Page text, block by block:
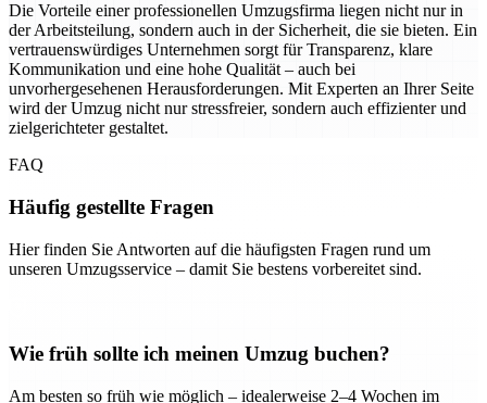
Die Vorteile einer professionellen Umzugsfirma liegen nicht nur in
der Arbeitsteilung, sondern auch in der Sicherheit, die sie bieten. Ein
vertrauenswürdiges Unternehmen sorgt für Transparenz, klare
Kommunikation und eine hohe Qualität – auch bei
unvorhergesehenen Herausforderungen. Mit Experten an Ihrer Seite
wird der Umzug nicht nur stressfreier, sondern auch effizienter und
zielgerichteter gestaltet.
FAQ
Häufig gestellte Fragen
Hier finden Sie Antworten auf die häufigsten Fragen rund um
unseren Umzugsservice – damit Sie bestens vorbereitet sind.
Wie früh sollte ich meinen Umzug buchen?
Am besten so früh wie möglich – idealerweise 2–4 Wochen im